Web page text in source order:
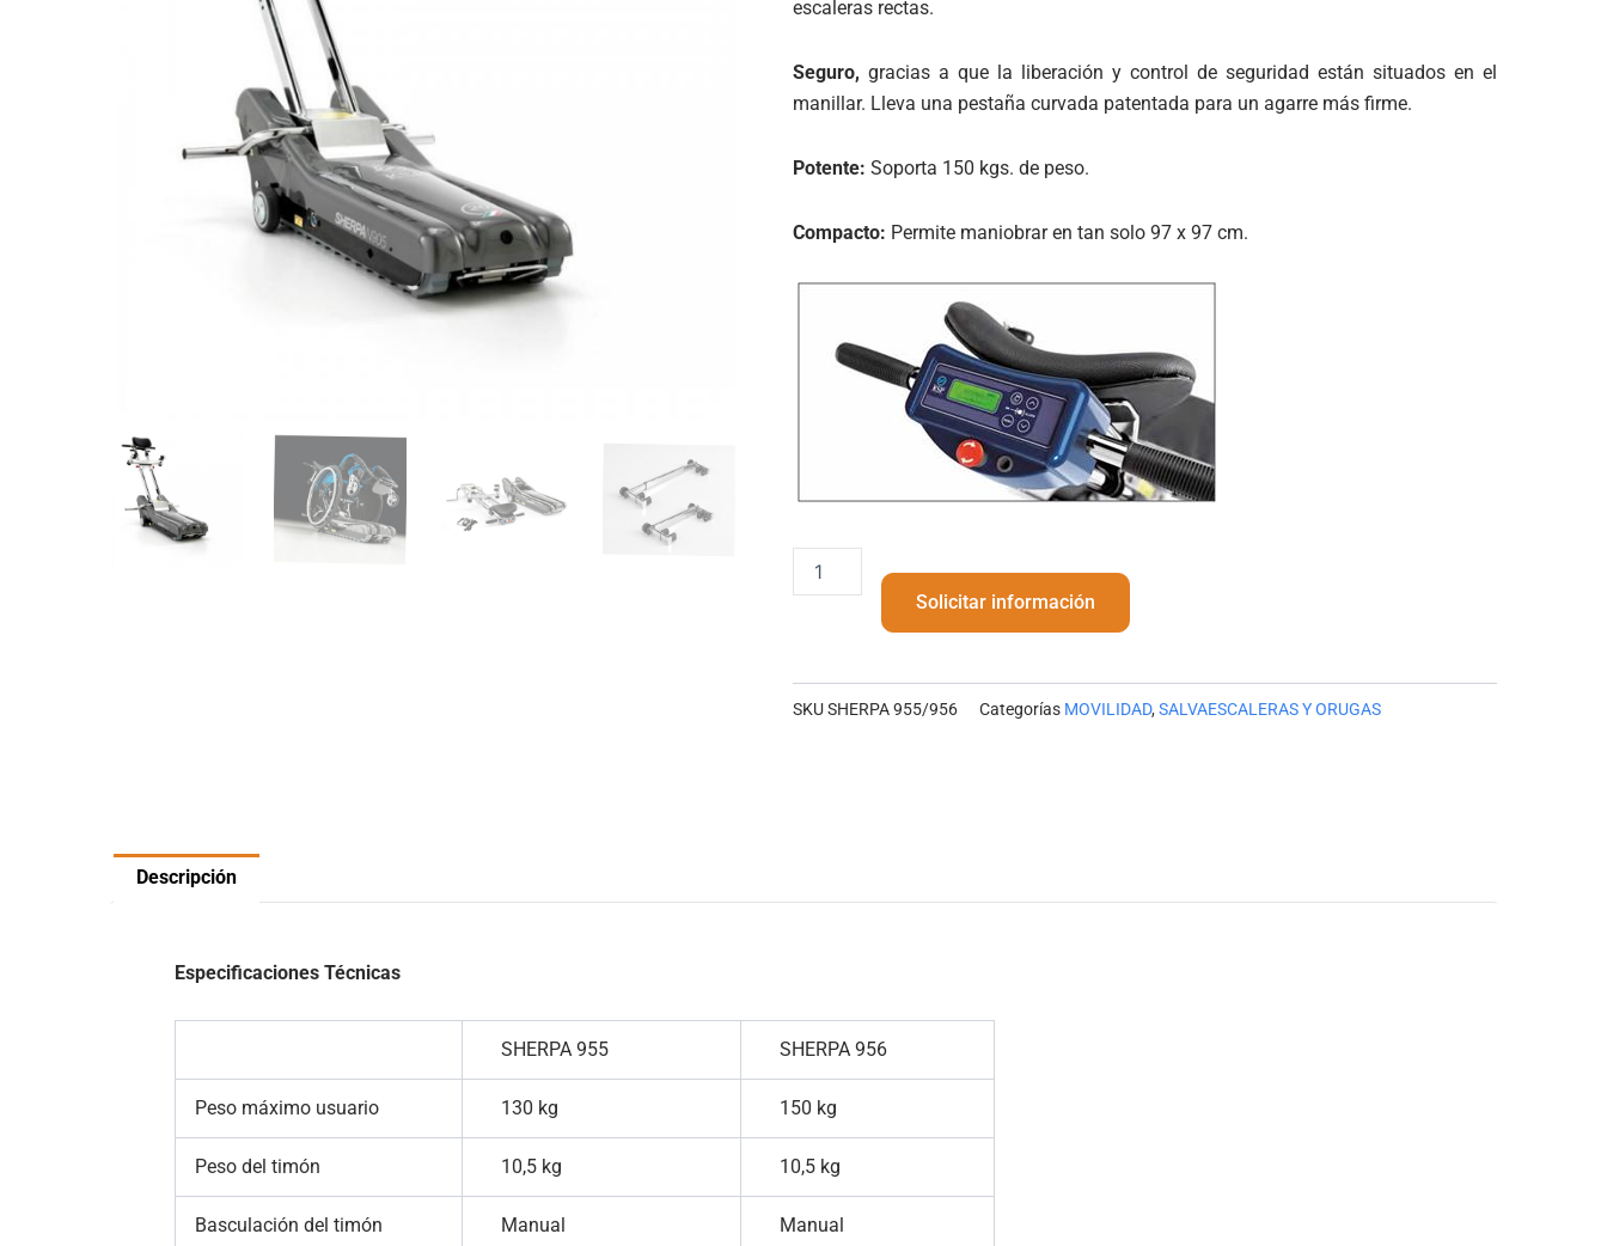
escaleras rectas.
Seguro, gracias a que la liberación y control de seguridad están situados en el
manillar. Lleva una pestaña curvada patentada para un agarre más firme.
Potente: Soporta 150 kgs. de peso.
Compacto: Permite maniobrar en tan solo 97 x 97 cm.
955/956
Solicitar información
SKUSHERPA 955/956 Categorías MOVILIDAD, SALVAESCALERAS Y ORUGAS
Descripción
Especificaciones Técnicas
SHERPA 955 SHERPA 956
Peso máximo usuario 130 kg 150 kg
Peso del timón 10,5 kg 10,5 kg
Basculación del timón Manual Manual